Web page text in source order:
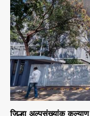
जिल्हा अल्पसंख्यांक